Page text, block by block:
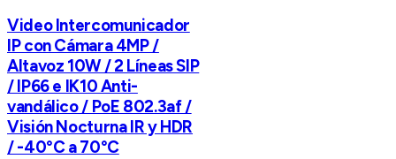
Video Intercomunicador
IP con Cámara 4MP /
Altavoz 10W / 2 Líneas SIP
/ IP66 e IK10 Anti-
vandálico / PoE 802.3af /
Visión Nocturna IR y HDR
/ -40°C a 70°C